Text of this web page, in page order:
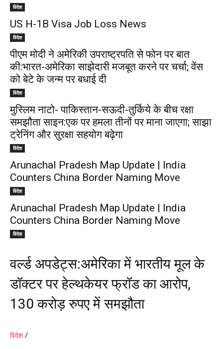
विदेश
US H-1B Visa Job Loss News
विदेश
पीएम मोदी ने अमेरिकी उपराष्ट्रपति से फोन पर बात
की:भारत-अमेरिका साझेदारी मजबूत करने पर चर्चा; वेंस
को बेटे के जन्म पर बधाई दी
विदेश
मुस्लिम नाटो- पाकिस्तान-सऊदी-तुर्किये के बीच रक्षा
समझौता साइन:एक पर हमला तीनों पर माना जाएगा; साझा
ट्रेनिंग और सुरक्षा सहयोग बढ़ेगा
विदेश
Arunachal Pradesh Map Update | India
Counters China Border Naming Move
विदेश
Arunachal Pradesh Map Update | India
Counters China Border Naming Move
विदेश
वर्ल्ड अपडेट्स:अमेरिका में भारतीय मूल के
डॉक्टर पर हेल्थकेयर फ्रॉड का आरोप,
130 करोड़ रुपए में समझौता
विदेश